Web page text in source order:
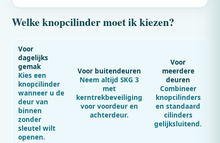
Welke knopcilinder moet ik kiezen?
Voor
dagelijks
gemak
Kies een
knopcilinder
wanneer u de
deur van
binnen
zonder
sleutel wilt
openen.
Voor buitendeuren
Neem altijd SKG 3
met
kerntrekbeveiliging
voor voordeur en
achterdeur.
Voor
meerdere
deuren
Combineer
knopcilinders
en standaard
cilinders
gelijksluitend.